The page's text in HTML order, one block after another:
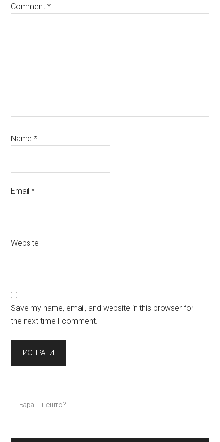
Comment*
Name*
Email*
Website
Save my name, email, and website in this browser for
the next time I comment.
Primary
Sidebar
нешто?